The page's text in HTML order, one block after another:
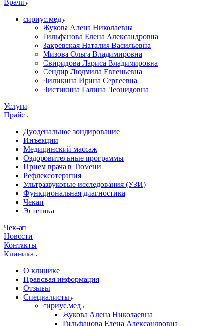
Врачи
сириус.мед
Жукова Алена Николаевна
Гильфанова Елена Александровна
Закревская Наталия Васильевна
Мизова Ольга Владимировна
Свиридова Лариса Владимировна
Сендир Людмила Евгеньевна
Чиликина Ирина Сергеевна
Чистикина Галина Леонидовна
Услуги
Прайс
Дуоденальное зондирование
Инъекции
Медицинский массаж
Оздоровительные программы
Прием врача в Тюмени
Рефлексотерапия
Ультразвуковые исследования (УЗИ)
Функциональная диагностика
Чекап
Эстетика
Чек-ап
Новости
Контакты
Клиника
О клинике
Правовая информация
Отзывы
Специалисты
сириус.мед
Жукова Алена Николаевна
Гильфанова Елена Александровна